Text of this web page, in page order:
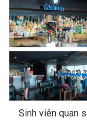
Sinh viên quan